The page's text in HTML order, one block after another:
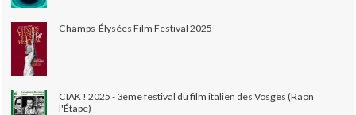
Champs-Élysées Film Festival 2025
CIAK ! 2025 - 3ème festival du film italien des Vosges (Raon
l'Étape)